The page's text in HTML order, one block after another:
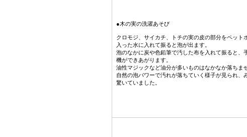
●木の実の洗濯あそび
クロモジ、サイカチ、トチの実の皮の部分をペット
入った水に入れて振ると泡が出ます。
泡のなかに炭や色鉛筆で汚した布を入れて振ると、
機ができあがります。
油性マジックなど油分が多いものはなかなか落ちま
自然の泡パワーで汚れが落ちていく様子が見られ、
驚いていました。